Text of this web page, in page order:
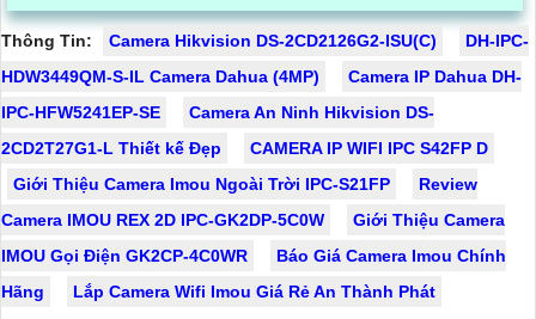
Thông Tin: Camera Hikvision DS-2CD2126G2-ISU(C)
DH-IPC-
HDW3449QM-S-IL Camera Dahua (4MP)
Camera IP Dahua DH-
IPC-HFW5241EP-SE
Camera An Ninh Hikvision DS-
2CD2T27G1-L Thiết kế Đẹp
CAMERA IP WIFI IPC S42FP D
Giới Thiệu Camera Imou Ngoài Trời IPC-S21FP
Review
Camera IMOU REX 2D IPC-GK2DP-5C0W
Giới Thiệu Camera
IMOU Gọi Điện GK2CP-4C0WR
Báo Giá Camera Imou Chính
Hãng
Lắp Camera Wifi Imou Giá Rẻ An Thành Phát